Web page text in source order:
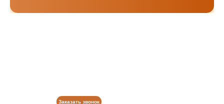
Заказать звонок